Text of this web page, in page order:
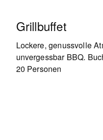
Grillbuffet
Lockere, genussvolle
unvergessbar BBQ.
20 Personen